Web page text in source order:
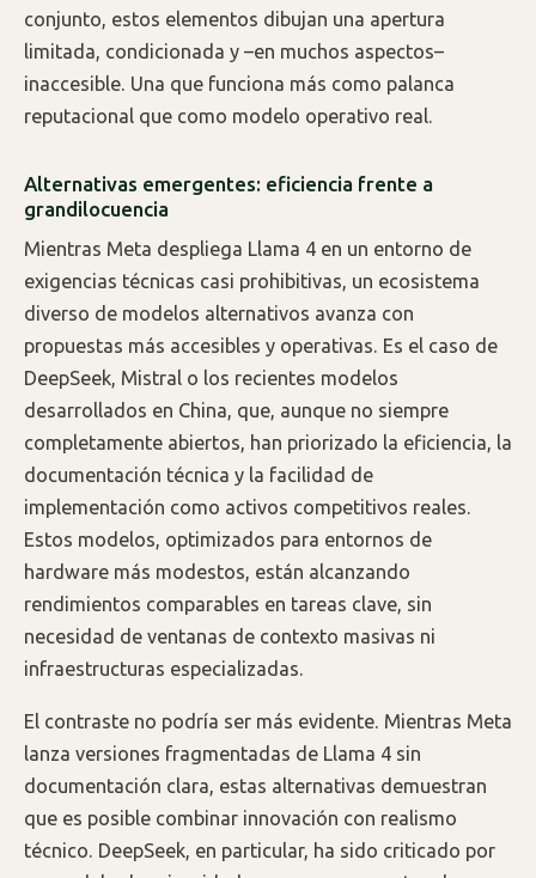
conjunto, estos elementos dibujan una apertura
limitada, condicionada y –en muchos aspectos–
inaccesible. Una que funciona más como palanca
reputacional que como modelo operativo real.
Alternativas emergentes: eficiencia frente a
grandilocuencia
Mientras Meta despliega Llama 4 en un entorno de
exigencias técnicas casi prohibitivas, un ecosistema
diverso de modelos alternativos avanza con
propuestas más accesibles y operativas. Es el caso de
DeepSeek, Mistral o los recientes modelos
desarrollados en China, que, aunque no siempre
completamente abiertos, han priorizado la eficiencia, la
documentación técnica y la facilidad de
implementación como activos competitivos reales.
Estos modelos, optimizados para entornos de
hardware más modestos, están alcanzando
rendimientos comparables en tareas clave, sin
necesidad de ventanas de contexto masivas ni
infraestructuras especializadas.
El contraste no podría ser más evidente. Mientras Meta
lanza versiones fragmentadas de Llama 4 sin
documentación clara, estas alternativas demuestran
que es posible combinar innovación con realismo
técnico. DeepSeek, en particular, ha sido criticado por